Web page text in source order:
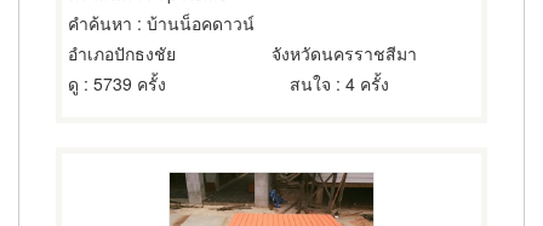
คำค้นหา : บ้านน็อคดาวน์
อำเภอปักธงชัย
จังหวัดนครราชสีมา
ดู : 5739 ครั้ง สนใจ : 4 ครั้ง